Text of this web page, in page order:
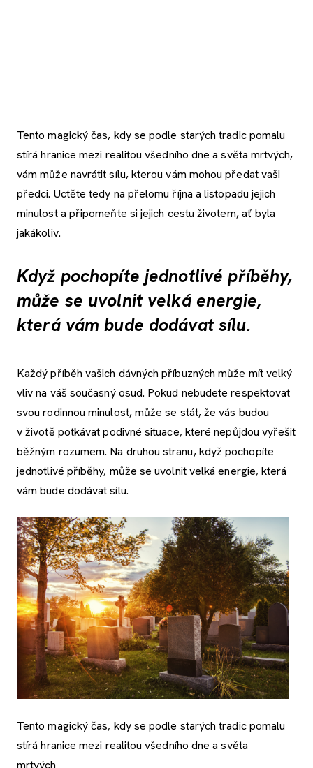
Tento magický čas, kdy se podle starých tradic pomalu
stírá hranice mezi realitou všedního dne a světa mrtvých,
vám může navrátit sílu, kterou vám mohou předat vaši
předci. Uctěte tedy na přelomu října a listopadu jejich
minulost a připomeňte si jejich cestu životem, ať byla
jakákoliv.
Když pochopíte jednotlivé příběhy,
může se uvolnit velká energie,
která vám bude dodávat sílu.
Každý příběh vašich dávných příbuzných může mít velký
vliv na váš současný osud. Pokud nebudete respektovat
svou rodinnou minulost, může se stát, že vás budou
v životě potkávat podivné situace, které nepůjdou vyřešit
běžným rozumem. Na druhou stranu, když pochopíte
jednotlivé příběhy, může se uvolnit velká energie, která
vám bude dodávat sílu.
Tento magický čas, kdy se podle starých tradic pomalu
stírá hranice mezi realitou všedního dne a světa
mrtvých